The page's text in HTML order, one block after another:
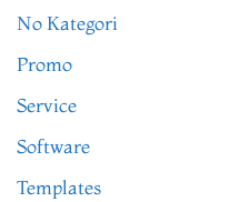
No Kategori
Promo
Service
Software
Templates